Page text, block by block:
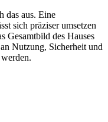
das aus. Eine
sich präziser umsetzen
Gesamtbild des Hauses
Nutzung, Sicherheit und